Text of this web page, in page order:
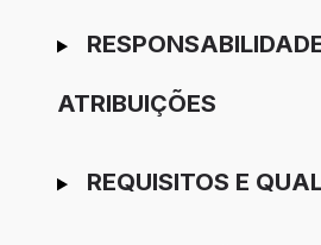
ATRIBUIÇÕES
REQUISITOS E